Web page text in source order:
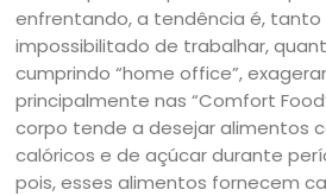
enfrentando, a tendência é,
impossibilitado de trabalhar,
cumprindo “home office”,
principalmente nas “Comfort
corpo tende a desejar alimentos
calóricos e de açúcar durante
pois, esses alimentos fornecem